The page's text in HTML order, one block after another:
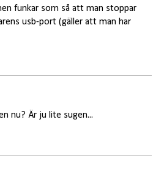
funkar som så att man stoppar
usb-port (gäller att man har
nu? Är ju lite sugen...